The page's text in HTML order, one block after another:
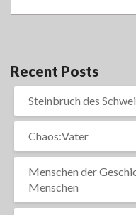
Recent Posts
Steinbruch des
Chaos:Vater
Menschen der
Menschen